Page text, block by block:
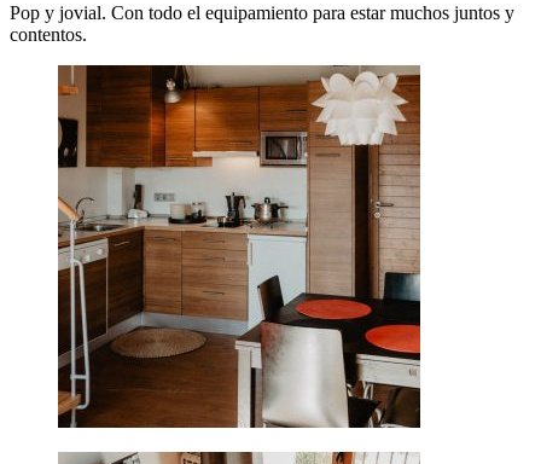
Pop y jovial. Con todo el equipamiento para estar muchos juntos y
contentos.